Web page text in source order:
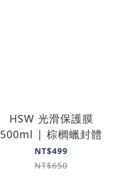
HSW 光滑保護膜
500ml | 棕櫚蠟封體
NT$499
NT$650